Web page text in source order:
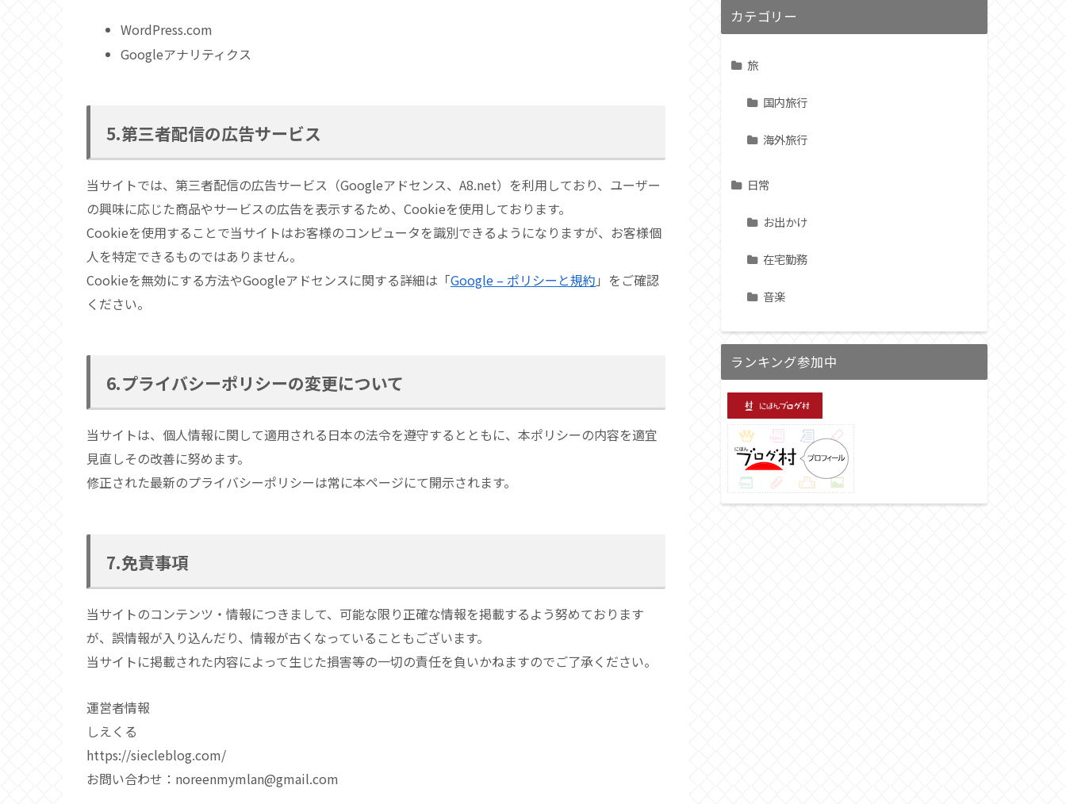
WordPress.com
Googleアナリティクス
5.第三者配信の広告サービス
当サイトでは、第三者配信の広告サービス（Googleアドセンス、A8.net）を利用しており、ユーザー
の興味に応じた商品やサービスの広告を表示するため、Cookieを使用しております。
Cookieを使用することで当サイトはお客様のコンピュータを識別できるようになりますが、お客様個
人を特定できるものではありません。
Cookieを無効にする方法やGoogleアドセンスに関する詳細は「Google – ポリシーと規約 」をご確認
ください。
6.プライバシーポリシーの変更について
当サイトは、個人情報に関して適用される日本の法令を遵守するとともに、本ポリシーの内容を適宜
見直しその改善に努めます。
修正された最新のプライバシーポリシーは常に本ページにて開示されます。
7.免責事項
当サイトのコンテンツ・情報につきまして、可能な限り正確な情報を掲載するよう努めております
が、誤情報が入り込んだり、情報が古くなっていることもございます。
当サイトに掲載された内容によって生じた損害等の一切の責任を負いかねますのでご了承ください。
運営者情報
しえくる
https://siecleblog.com/
お問い合わせ：noreenmymlan@gmail.com
カテゴリー
旅
国内旅行
海外旅行
日常
お出かけ
在宅勤務
音楽
ランキング参加中